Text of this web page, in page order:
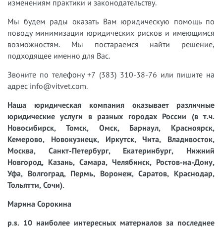
изменениям практики и законодательству.
Мы будем рады оказать Вам юридическую помощь по
поводу минимизации юридических рисков и имеющимся
возможностям. Мы постараемся найти решение,
подходящее именно для Вас.
Звоните по телефону +7 (383) 310-38-76 или пишите на
адрес info@vitvet.com.
Наша юридическая компания оказывает различные
юридические услуги в разных городах России (в т.ч.
Новосибирск, Томск, Омск, Барнаул, Красноярск,
Кемерово, Новокузнецк, Иркутск, Чита, Владивосток,
Москва, Санкт-Петербург, Екатеринбург, Нижний
Новгород, Казань, Самара, Челябинск, Ростов-на-Дону,
Уфа, Волгоград, Пермь, Воронеж, Саратов, Краснодар,
Тольятти, Сочи).
Марина Сорокина
p.s. 10 наиболее интересных материалов за последнее